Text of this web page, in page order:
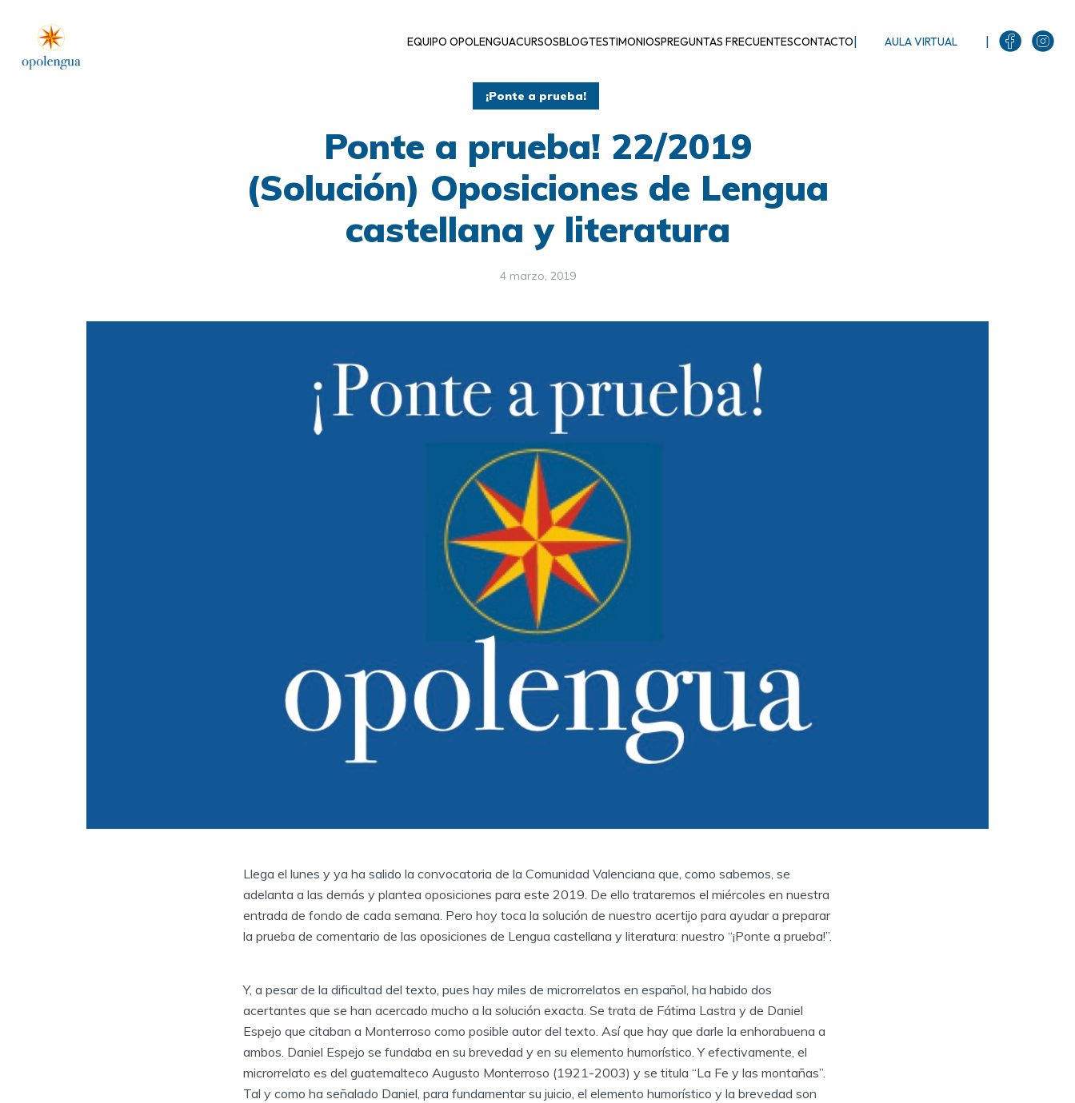
EQUIPO OPOLENGUACURSOSBLOGTESTIMONIOSPREGUNTAS FRECUENTESCONTACTO| AULA VIRTUAL |
¡Ponte a prueba!
Ponte a prueba! 22/2019
(Solución) Oposiciones de Lengua
castellana y literatura
4 marzo, 2019
Llega el lunes y ya ha salido la convocatoria de la Comunidad Valenciana que, como sabemos, se
adelanta a las demás y plantea oposiciones para este 2019. De ello trataremos el miércoles en nuestra
entrada de fondo de cada semana. Pero hoy toca la solución de nuestro acertijo para ayudar a preparar
la prueba de comentario de las oposiciones de Lengua castellana y literatura: nuestro “¡Ponte a prueba!”.
Y, a pesar de la dificultad del texto, pues hay miles de microrrelatos en español, ha habido dos
acertantes que se han acercado mucho a la solución exacta. Se trata de Fátima Lastra y de Daniel
Espejo que citaban a Monterroso como posible autor del texto. Así que hay que darle la enhorabuena a
ambos. Daniel Espejo se fundaba en su brevedad y en su elemento humorístico. Y efectivamente, el
microrrelato es del guatemalteco Augusto Monterroso (1921-2003) y se titula “La Fe y las montañas”.
Tal y como ha señalado Daniel, para fundamentar su juicio, el elemento humorístico y la brevedad son